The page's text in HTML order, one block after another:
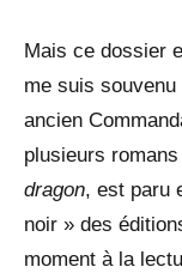
Mais ce dossier
me suis
ancien
plusieurs
dragon, est paru
noir » des
moment à la